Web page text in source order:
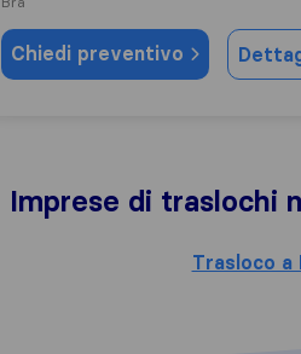
Chiedi preventivo
Imprese di traslochi
Trasloco a